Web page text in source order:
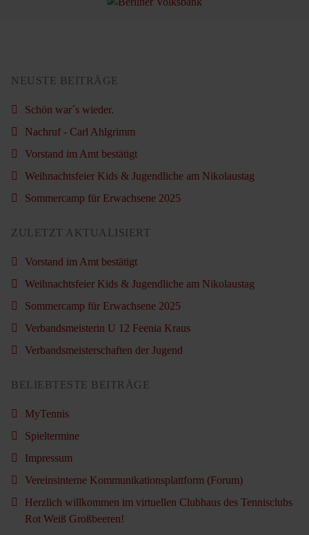
NEUSTE BEITRÄGE
Schön war´s wieder.
Nachruf - Carl Ahlgrimm
Vorstand im Amt bestätigt
Weihnachtsfeier Kids & Jugendliche am Nikolaustag
Sommercamp für Erwachsene 2025
ZULETZT AKTUALISIERT
Vorstand im Amt bestätigt
Weihnachtsfeier Kids & Jugendliche am Nikolaustag
Sommercamp für Erwachsene 2025
Verbandsmeisterin U 12 Feenia Kraus
Verbandsmeisterschaften der Jugend
BELIEBTESTE BEITRÄGE
MyTennis
Spieltermine
Impressum
Vereinsinterne Kommunikationsplattform (Forum)
Herzlich willkommen im virtuellen Clubhaus des Tennisclubs
Rot Weiß Großbeeren!